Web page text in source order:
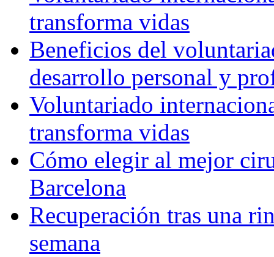
transforma vidas
Beneficios del
desarrollo personal y
Voluntariado
transforma vidas
Cómo elegir al mejor
Barcelona
Recuperación tras una
semana